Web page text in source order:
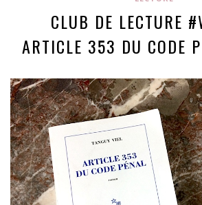
CLUB DE LECTURE
ARTICLE 353 DU CODE